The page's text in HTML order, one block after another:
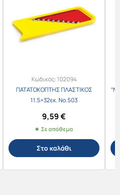
Κωδικός:102094
ΠΑΤΑΤΟΚΟΠΤΗΣ ΠΛΑΣΤΙΚΟΣ
11.5×32εκ. Νο.503
9,59€
Σε απόθεμα
Στο καλάθι